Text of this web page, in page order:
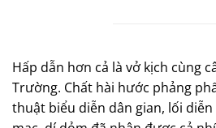
Hấp dẫn hơn cả là vở kịch cùng
Trường. Chất hài hước phảng
thuật biểu diễn dân gian, lối